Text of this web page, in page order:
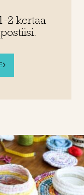
2 kertaa